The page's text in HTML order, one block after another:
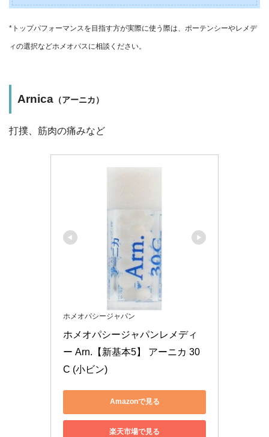
*トップパフォーマンスを目指す方が実際に使う際は、ポーテンシーやレメデ
ィの選択などホメオパスに相談ください。
Arnica （アーニカ）
打撲、筋肉の痛みなど
ホメオパシージャパン
ホメオパシージャパンレメディ
ー Arn.【新基本5】 アーニカ 30
C (小ビン)
Amazonで見る
楽天市場で見る